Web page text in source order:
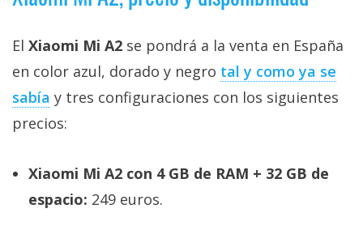
El Xiaomi Mi A2 se pondrá a la venta en España
en color azul, dorado y negro tal y como ya se
sabía y tres configuraciones con los siguientes
precios:
Xiaomi Mi A2 con 4 GB de RAM + 32 GB de
espacio: 249 euros.